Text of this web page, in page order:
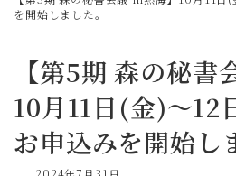
を開始しました。
【第5期 森の秘書
10月11日(金)～
お申込みを開始し